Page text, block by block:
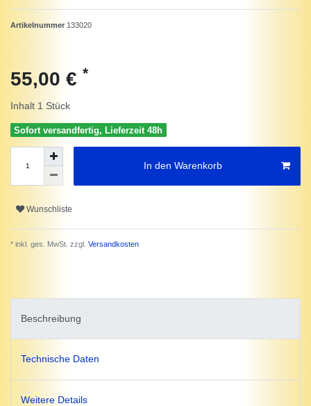
Artikelnummer 133020
55,00 € *
Inhalt 1 Stück
Sofort versandfertig, Lieferzeit 48h
In den Warenkorb
Wunschliste
* inkl. ges. MwSt. zzgl. Versandkosten
Beschreibung
Technische Daten
Weitere Details